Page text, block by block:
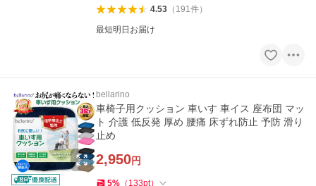
4.53（ 191件）
最短明日お届け
bellarino
車椅子用クッション 車いす 車イス 座布団 マッ
ト 介護 低反発 厚め 腰痛 床ずれ防止 予防 滑り
止め
2,950円
5% （ 133pt）